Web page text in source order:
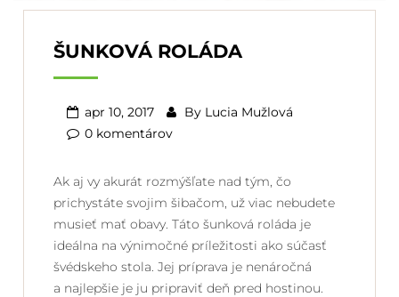
ŠUNKOVÁ ROLÁDA
apr 10, 2017 By Lucia Mužlová
0 komentárov
Ak aj vy akurát rozmýšľate nad tým, čo
prichystáte svojim šibačom, už viac nebudete
musieť mať obavy. Táto šunková roláda je
ideálna na výnimočné príležitosti ako súčasť
švédskeho stola. Jej príprava je nenáročná
a najlepšie je ju pripraviť deň pred hostinou.